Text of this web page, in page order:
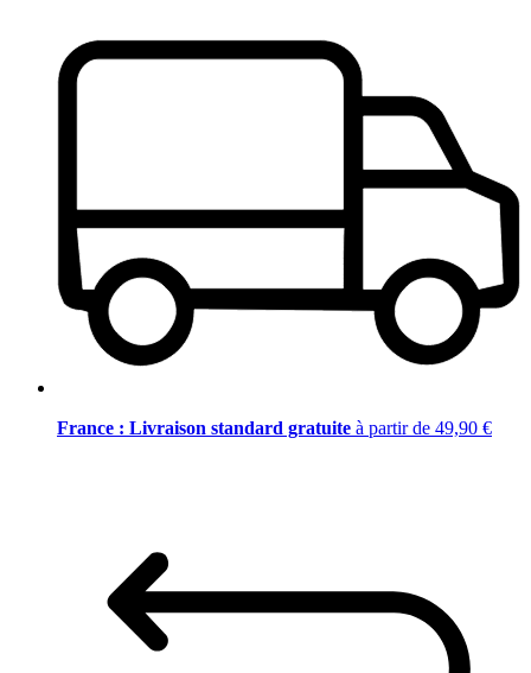
France : Livraison standard gratuite à partir de 49,90 €